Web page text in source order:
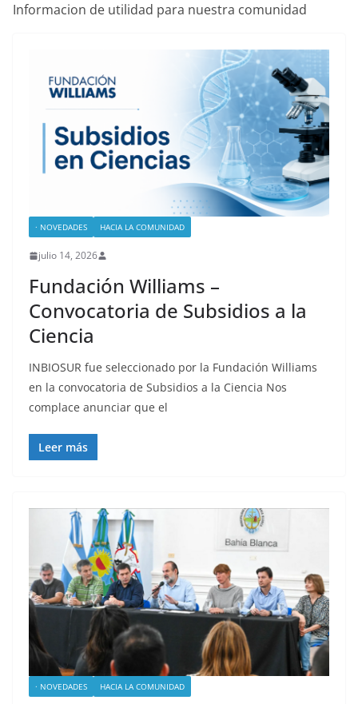
Informacion de utilidad para nuestra comunidad
· NOVEDADES HACIA LA COMUNIDAD
julio 14, 2026
Fundación Williams –
Convocatoria de Subsidios a la
Ciencia
INBIOSUR fue seleccionado por la Fundación Williams
en la convocatoria de Subsidios a la Ciencia Nos
complace anunciar que el
Leer más
· NOVEDADES HACIA LA COMUNIDAD